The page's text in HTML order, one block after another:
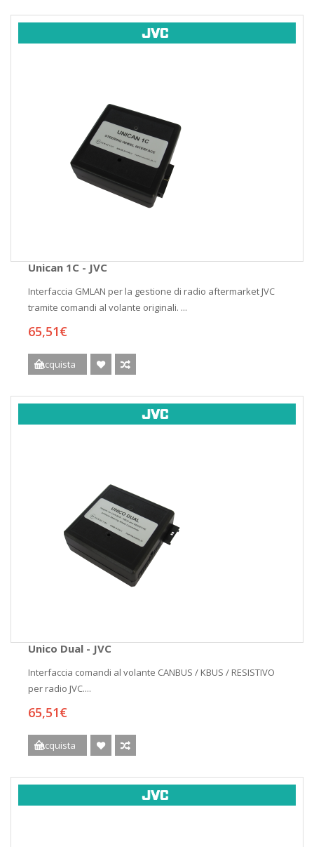
Unican 1C - JVC
Interfaccia GMLAN per la gestione di radio aftermarket JVC
tramite comandi al volante originali. ...
65,51€
Acquista
Unico Dual - JVC
Interfaccia comandi al volante CANBUS / KBUS / RESISTIVO
per radio JVC....
65,51€
Acquista